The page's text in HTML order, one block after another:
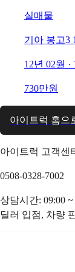
실매물
기아 봉고3
12년 02월 ·
730만원
아이트럭 홈으
아이트럭 고객센
0508-0328-7002
상담시간: 09:00
딜러 입점, 차량